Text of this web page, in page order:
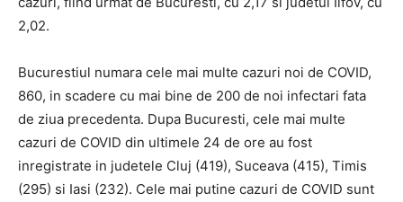
2,02.
Bucurestiul numara cele mai multe cazuri noi de COVID,
860, in scadere cu mai bine de 200 de noi infectari fata
de ziua precedenta. Dupa Bucuresti, cele mai multe
cazuri de COVID din ultimele 24 de ore au fost
inregistrate in judetele Cluj (419), Suceava (415), Timis
(295) si Iasi (232). Cele mai putine cazuri de COVID sunt